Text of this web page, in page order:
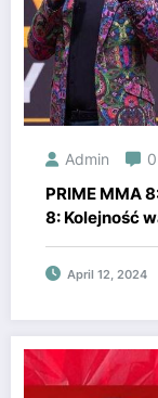
Admin
PRIME MMA
8: Kolejność
8 – lista walk.
April 12, 2024